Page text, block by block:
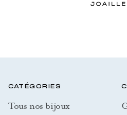
CATÉGORIES
Tous nos bijoux